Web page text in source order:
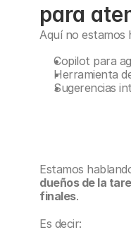
para
Aquí no estamos
Copilot para
Herramienta
Sugerencias
Estamos
dueños de la
finales.
Es decir: